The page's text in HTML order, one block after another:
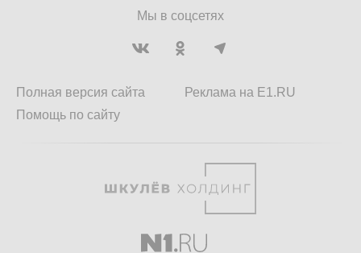
Мы в соцсетях
Полная версия сайта
Помощь по сайту
Реклама на E1.RU